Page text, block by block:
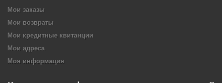
Мои заказы
Мои возвраты
Мои кредитные квитанции
Мои адреса
Моя информация